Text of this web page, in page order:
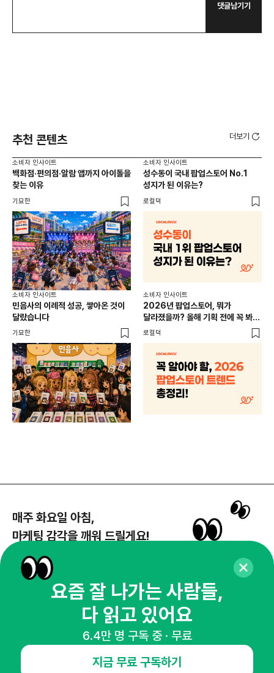
댓글남기기
추천 콘텐츠 더보기
소비자 인사이트
백화점·편의점·알람 앱까지 아이돌을
찾는 이유
기묘한
소비자 인사이트
성수동이 국내 팝업스토어 No.1
성지가 된 이유는?
로컬덕
소비자 인사이트
민음사의 이례적 성공, 쌓아온 것이
달랐습니다
기묘한
소비자 인사이트
2026년 팝업스토어, 뭐가
달라졌을까? 올해 기획 전에 꼭 봐야
할 트렌드 4가지
로컬덕
매주 화요일 아침,
마케팅 감각을 깨워 드릴게요!
뉴스레터 구독하기
요즘 잘 나가는 사람들,
다 읽고 있어요
6.4만 명 구독 중 · 무료
지금 무료 구독하기